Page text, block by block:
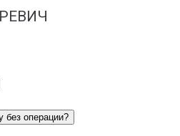
без операции?